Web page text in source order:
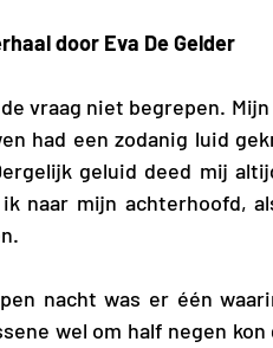
Jesalyn Bolduc
Alice
door Eva De Gelder
vraag niet begrepen.
had een zodanig luid
geluid deed mij
naar mijn achterhoofd,
nacht was er één
wel om half negen